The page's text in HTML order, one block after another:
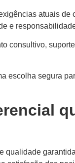
atuais de
e
consultivo,
escolha segura
qualidade